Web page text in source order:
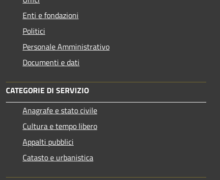
Enti e fondazioni
Politici
Personale Amministrativo
Documenti e dati
CATEGORIE DI SERVIZIO
Anagrafe e stato civile
Cultura e tempo libero
Appalti pubblici
Catasto e urbanistica